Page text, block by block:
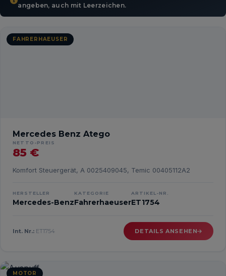
angeben, auch mit Leerzeichen.
FAHRERHAEUSER
Mercedes Benz Atego
NETTO-PREIS
85 €
Komfort Steuergerät, A 0025409045, Temic 00405112A2
HERSTELLER
Mercedes-Benz
KATEGORIE
Fahrerhaeuser
ARTIKEL-NR.
ET1754
Int. Nr.: ET1754 DETAILS ANSEHEN
MOTOR